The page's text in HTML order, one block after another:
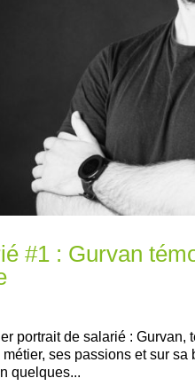
#1 : Gurvan
portrait de salarié :
métier, ses passions et sur
quelques...